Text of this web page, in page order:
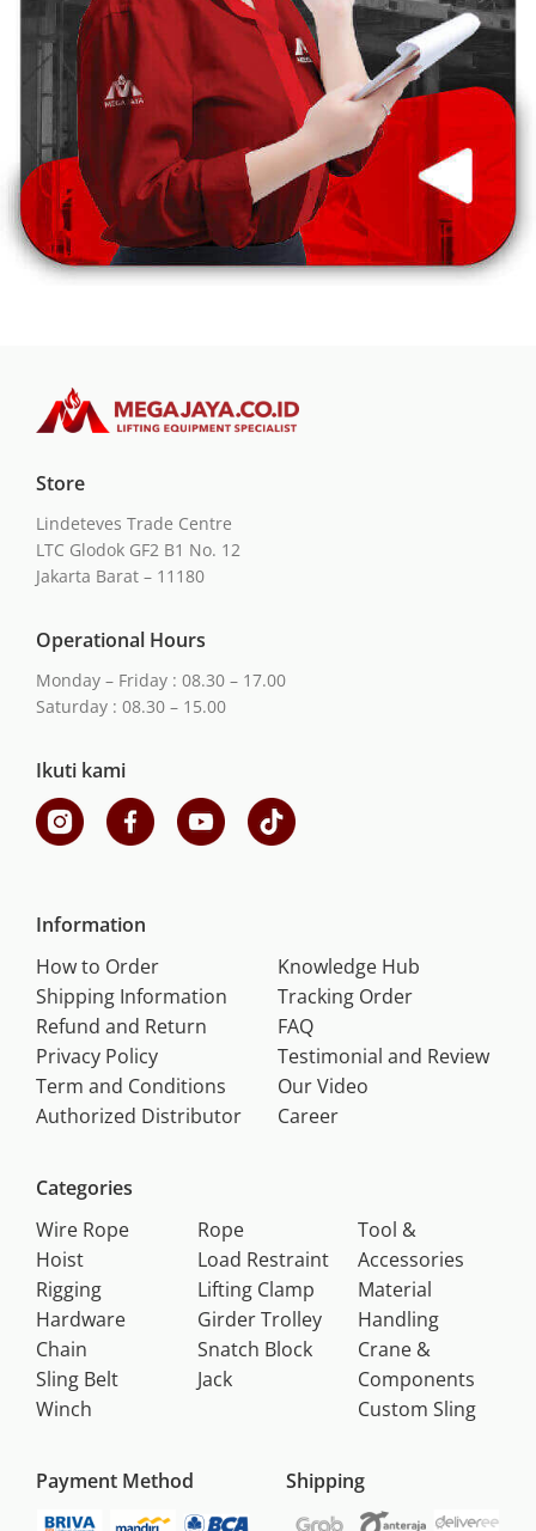
Store
Lindeteves Trade Centre
LTC Glodok GF2 B1 No. 12
Jakarta Barat – 11180
Operational Hours
Monday – Friday : 08.30 – 17.00
Saturday : 08.30 – 15.00
Ikuti kami
Information
How to Order
Shipping Information
Refund and Return
Privacy Policy
Term and Conditions
Authorized Distributor
Knowledge Hub
Tracking Order
FAQ
Testimonial and Review
Our Video
Career
Categories
Wire Rope
Hoist
Rigging
Hardware
Chain
Sling Belt
Winch
Rope
Load Restraint
Lifting Clamp
Girder Trolley
Snatch Block
Jack
Tool &
Accessories
Material
Handling
Crane &
Components
Custom Sling
Payment Method Shipping